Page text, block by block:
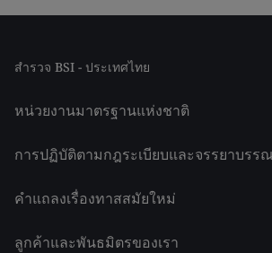
สำรวจ BSI - ประเทศไทย
หน่วยงานมาตรฐานแห่งชาติ
การปฏิบัติตามกฎระเบียบและจรรยาบรร
คำแถลงเรื่องทาสสมัยใหม่
ลูกค้าและพันธมิตรของเรา